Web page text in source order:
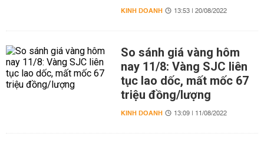
KINH DOANH 13:53 | 20/08/2022
So sánh giá vàng hôm
nay 11/8: Vàng SJC liên
tục lao dốc, mất mốc 67
triệu đồng/lượng
KINH DOANH 13:09 | 11/08/2022